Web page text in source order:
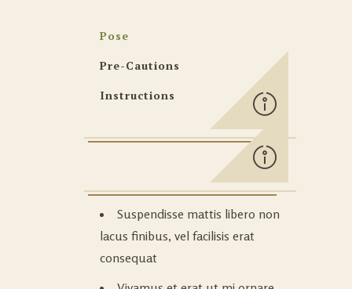
Pose
Pre-Cautions
Instructions
Suspendisse mattis libero non
lacus finibus, vel facilisis erat
consequat